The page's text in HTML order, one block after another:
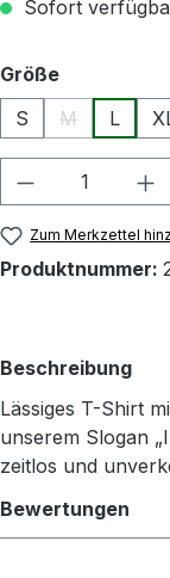
Sofort
Größeauswählen
S
M
(Diese
L
Produkt
Zum Merkzettel
Produktnummer:
Beschreibung
Lässiges T-Shirt
unserem Slogan
zeitlos und
Bewertungen